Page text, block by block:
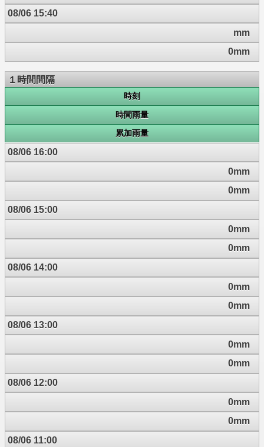
08/06 15:40
mm
0mm
１時間間隔
時刻
時間雨量
累加雨量
08/06 16:00
0mm
0mm
08/06 15:00
0mm
0mm
08/06 14:00
0mm
0mm
08/06 13:00
0mm
0mm
08/06 12:00
0mm
0mm
08/06 11:00